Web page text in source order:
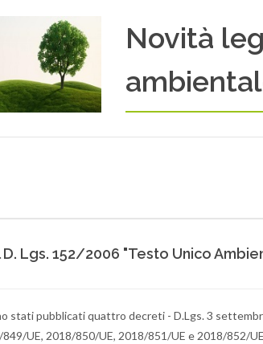
Novità
Lgs. 152/2006 "Testo Unico
stati pubblicati quattro decreti - D.Lgs. 3
UE, 2018/850/UE, 2018/851/UE e 2018/852/